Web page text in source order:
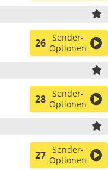
26 Sender-
Optionen
28 Sender-
Optionen
27 Sender-
Optionen